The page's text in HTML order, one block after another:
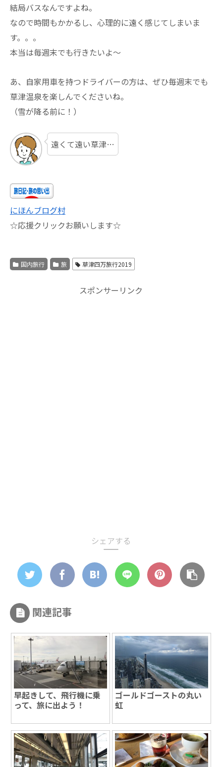
結局バスなんですよね。
なので時間もかかるし、心理的に遠く感じてしまいま
す。。。
本当は毎週末でも行きたいよ～
あ、自家用車を持つドライバーの方は、ぜひ毎週末でも
草津温泉を楽しんでくださいね。
（雪が降る前に！）
遠くて遠い草津…
にほんブログ村
☆応援クリックお願いします☆
国内旅行 旅 草津四万旅行2019
スポンサーリンク
シェアする
関連記事
早起きして、飛行機に乗
って、旅に出よう！
ゴールドゴーストの丸い
虹